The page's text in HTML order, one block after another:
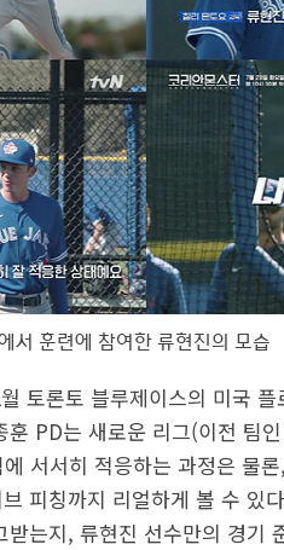
서 훈련에 참여한 류현진의 모습
토론토 블루제이스의 미국
PD는 새로운 리그(이전 팀
서서히 적응하는 과정은 물
피칭까지 리얼하게 볼 수 있
는지, 류현진 선수만의 경기